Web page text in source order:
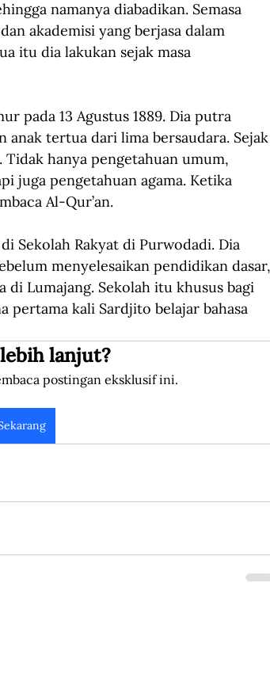
namanya diabadikan. Semasa
akademisi yang berjasa dalam
itu dia lakukan sejak masa
pada 13 Agustus 1889. Dia putra
anak tertua dari lima bersaudara. Sejak
hanya pengetahuan umum,
juga pengetahuan agama. Ketika
Al-Qur’an.
Sekolah Rakyat di Purwodadi. Dia
menyelesaikan pendidikan dasar,
di Lumajang. Sekolah itu khusus bagi
pertama kali Sardjito belajar bahasa
lanjut?
postingan eksklusif ini.